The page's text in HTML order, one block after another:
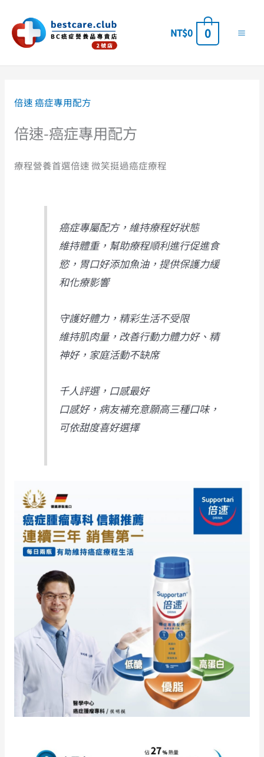
NT$0 0
倍速 癌症專用配方
倍速-癌症專用配方
療程營養首選倍速 微笑挺過癌症療程
癌症專屬配方，維持療程好狀態
維持體重，幫助療程順利進行促進食
慾，胃口好添加魚油，提供保護力緩
和化療影響
守護好體力，精彩生活不受限
維持肌肉量，改善行動力體力好、精
神好，家庭活動不缺席
千人評選，口感最好
口感好，病友補充意願高三種口味，
可依甜度喜好選擇
高
至